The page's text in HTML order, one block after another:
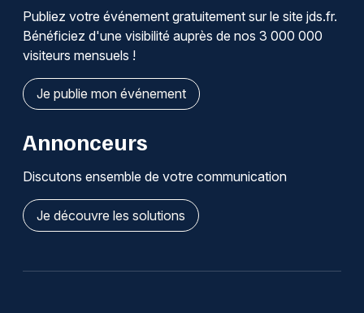
Publiez votre événement gratuitement sur le site jds.fr.
Bénéficiez d'une visibilité auprès de nos 3 000 000
visiteurs mensuels !
Je publie mon événement
Annonceurs
Discutons ensemble de votre communication
Je découvre les solutions